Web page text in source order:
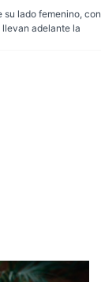
su lado femenino, con
adelante la